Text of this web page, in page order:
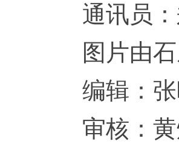
通讯员：
图片由石
编辑：张
审核：黄